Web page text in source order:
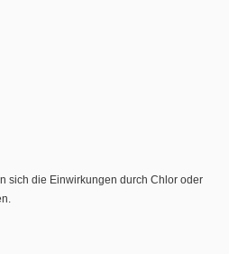
sich die Einwirkungen durch Chlor oder